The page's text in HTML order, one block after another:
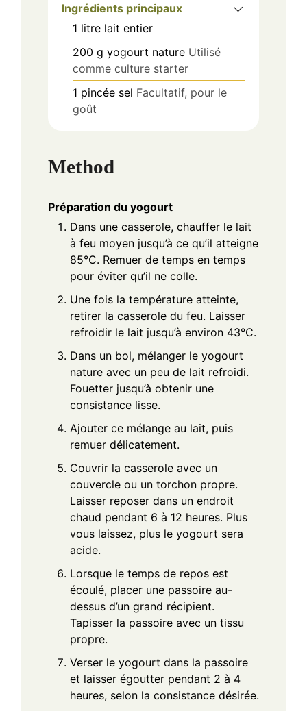
Ingrédients principaux
1 litre lait entier
200 g yogourt nature Utilisé
comme culture starter
1 pincée sel Facultatif, pour le
goût
Method
Préparation du yogourt
Dans une casserole, chauffer le lait
à feu moyen jusqu’à ce qu’il atteigne
85°C. Remuer de temps en temps
pour éviter qu’il ne colle.
Une fois la température atteinte,
retirer la casserole du feu. Laisser
refroidir le lait jusqu’à environ 43°C.
Dans un bol, mélanger le yogourt
nature avec un peu de lait refroidi.
Fouetter jusqu’à obtenir une
consistance lisse.
Ajouter ce mélange au lait, puis
remuer délicatement.
Couvrir la casserole avec un
couvercle ou un torchon propre.
Laisser reposer dans un endroit
chaud pendant 6 à 12 heures. Plus
vous laissez, plus le yogourt sera
acide.
Lorsque le temps de repos est
écoulé, placer une passoire au-
dessus d’un grand récipient.
Tapisser la passoire avec un tissu
propre.
Verser le yogourt dans la passoire
et laisser égoutter pendant 2 à 4
heures, selon la consistance désirée.